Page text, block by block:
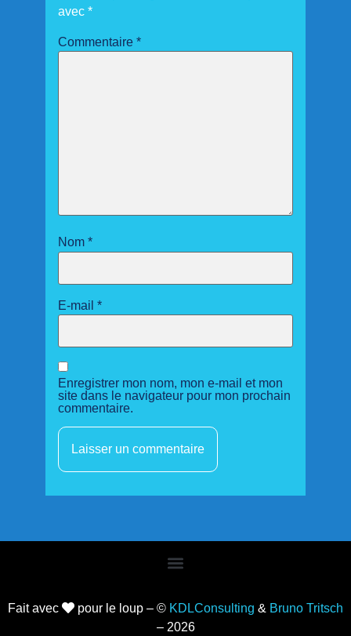
avec *
Commentaire *
Nom *
E-mail *
Enregistrer mon nom, mon e-mail et mon
site dans le navigateur pour mon prochain
commentaire.
Fait avec pour le loup – © KDLConsulting & Bruno Tritsch
– 2026